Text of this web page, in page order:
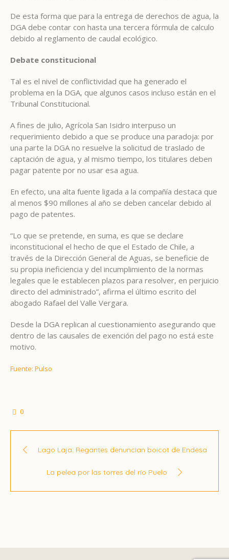
De esta forma que para la entrega de derechos de agua, la
DGA debe contar con hasta una tercera fórmula de calculo
debido al reglamento de caudal ecológico.
Debate constitucional
Tal es el nivel de conflictividad que ha generado el
problema en la DGA, que algunos casos incluso están en el
Tribunal Constitucional.
A fines de julio, Agrícola San Isidro interpuso un
requerimiento debido a que se produce una paradoja: por
una parte la DGA no resuelve la solicitud de traslado de
captación de agua, y al mismo tiempo, los titulares deben
pagar patente por no usar esa agua.
En efecto, una alta fuente ligada a la compañía destaca que
al menos $90 millones al año se deben cancelar debido al
pago de patentes.
“Lo que se pretende, en suma, es que se declare
inconstitucional el hecho de que el Estado de Chile, a
través de la Dirección General de Aguas, se beneficie de
su propia ineficiencia y del incumplimiento de la normas
legales que le establecen plazos para resolver, en perjuicio
directo del administrado”, afirma el último escrito del
abogado Rafael del Valle Vergara.
Desde la DGA replican al cuestionamiento asegurando que
dentro de las causales de exención del pago no está este
motivo.
Fuente: Pulso
0
Lago Laja: Regantes denuncian boicot de Endesa
La pelea por las torres del río Puelo